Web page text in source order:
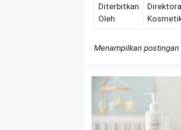
Diterbitkan
Oleh
Menampilkan postingan